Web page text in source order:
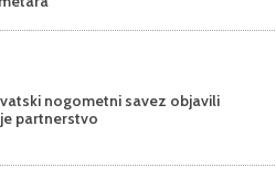
nogometni savez objavili
partnerstvo